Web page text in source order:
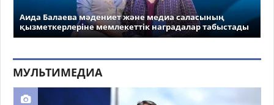
Аида Балаева мәдениет және медиа саласының
қызметкерлеріне мемлекеттік наградалар табыстады
МУЛЬТИМЕДИА